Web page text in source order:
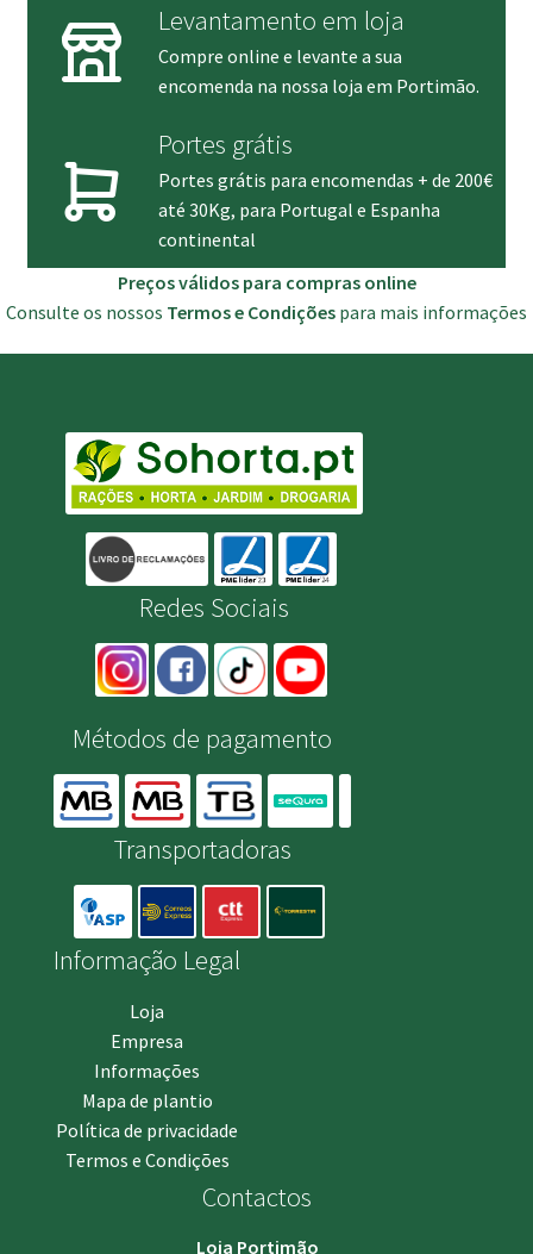
Levantamento em loja
Compre online e levante a sua
encomenda na nossa loja em Portimão.
Portes grátis
Portes grátis para encomendas + de 200€
até 30Kg, para Portugal e Espanha
continental
Preços válidos para compras online
Consulte os nossos Termos e Condições para mais informações
Redes Sociais
Métodos de pagamento
Transportadoras
Informação Legal
Loja
Empresa
Informações
Mapa de plantio
Política de privacidade
Termos e Condições
Contactos
Loja Portimão